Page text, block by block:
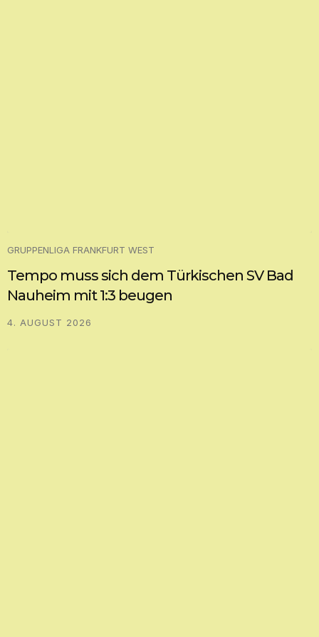
GRUPPENLIGA FRANKFURT WEST
Tempo muss sich dem Türkischen SV Bad
Nauheim mit 1:3 beugen
4. AUGUST 2026